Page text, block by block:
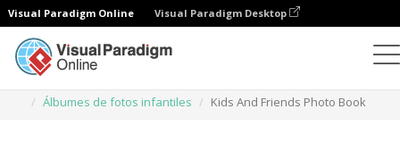
Visual Paradigm Online Visual Paradigm Desktop
Álbumes de fotos infantiles
Kids And Friends Photo Book